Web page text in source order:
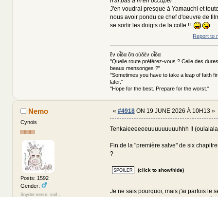
J'en voudrai presque à Yamauchi et
nous avoir pondu ce chef d'oeuvre de
se sortir les doigts de la colle !!
Report to
ἕν οἶδα ὅτι οὐδὲν οἶδα
"Quelle route préférez-vous ? Celle des
beaux mensonges ?"
"Sometimes you have to take a leap of faith
later."
"Hope for the best. Prepare for the worst."
Nemo
Cynois
Posts: 1592
Gender:
Snyder-verse, snif...
« #4918ON 19 JUNE 2026 À 10H13 »
Tenkaieeeeeeuuuuuuuuuhhh !!
Fin de la "première salve" de six
?
(click to show/hide)
Je ne sais pourquoi, mais j'ai parfois le